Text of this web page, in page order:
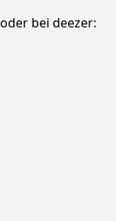
oder bei deezer: